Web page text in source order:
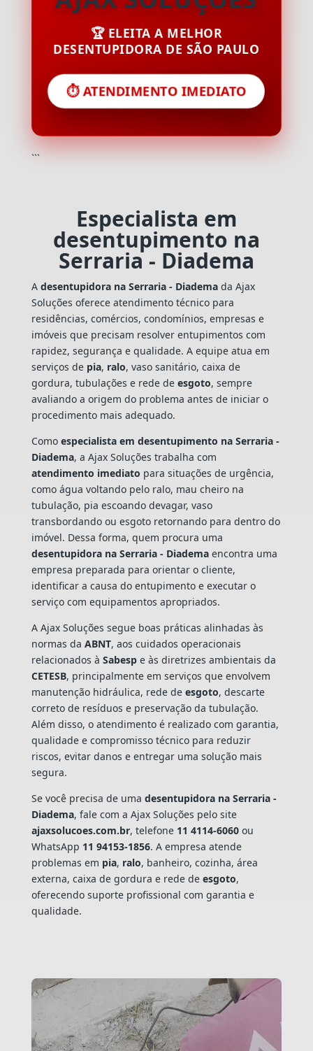
🏆 ELEITA A MELHOR
DESENTUPIDORA DE SÃO PAULO
⏱️ ATENDIMENTO IMEDIATO
```
Especialista em
desentupimento na
Serraria - Diadema
A desentupidora na Serraria - Diademada Ajax
Soluções oferece atendimento técnico para
residências, comércios, condomínios, empresas e
imóveis que precisam resolver entupimentos com
rapidez, segurança e qualidade. A equipe atua em
serviços de pia, ralo, vaso sanitário, caixa de
gordura, tubulações e rede de esgoto, sempre
avaliando a origem do problema antes de iniciar o
procedimento mais adequado.
Como especialista em desentupimento na Serraria -
Diadema, a Ajax Soluções trabalha com
atendimento imediato para situações de urgência,
como água voltando pelo ralo, mau cheiro na
tubulação, pia escoando devagar, vaso
transbordando ou esgoto retornando para dentro do
imóvel. Dessa forma, quem procura uma
desentupidora na Serraria - Diademaencontra uma
empresa preparada para orientar o cliente,
identificar a causa do entupimento e executar o
serviço com equipamentos apropriados.
A Ajax Soluções segue boas práticas alinhadas às
normas da ABNT, aos cuidados operacionais
relacionados à Sabespe às diretrizes ambientais da
CETESB, principalmente em serviços que envolvem
manutenção hidráulica, rede de esgoto, descarte
correto de resíduos e preservação da tubulação.
Além disso, o atendimento é realizado com garantia,
qualidade e compromisso técnico para reduzir
riscos, evitar danos e entregar uma solução mais
segura.
Se você precisa de uma desentupidora na Serraria -
Diadema, fale com a Ajax Soluções pelo site
ajaxsolucoes.com.br, telefone 11 4114-6060ou
WhatsApp 11 94153-1856. A empresa atende
problemas em pia, ralo, banheiro, cozinha, área
externa, caixa de gordura e rede de esgoto,
oferecendo suporte profissional com garantia e
qualidade.